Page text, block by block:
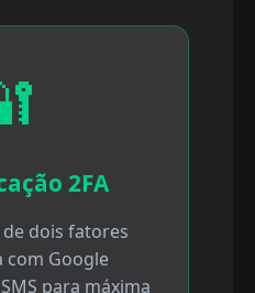
2FA
dois fatores
Google
para máxima